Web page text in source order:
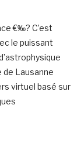
€‰? C’est
le puissant
de Lausanne
virtuel basé sur